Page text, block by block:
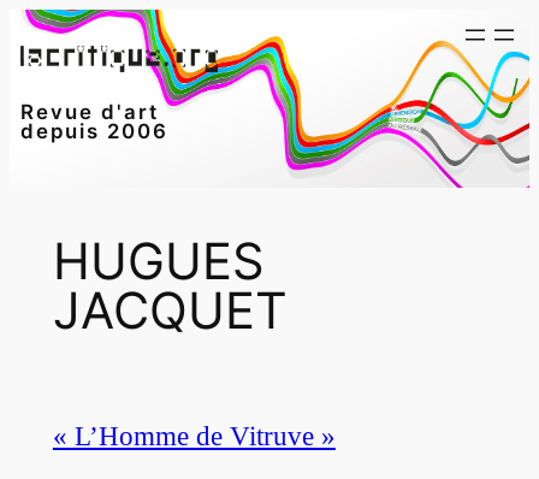
Aller
au
Revue d'art
depuis 2006
HUGUES
JACQUET
« L’Homme de Vitruve »